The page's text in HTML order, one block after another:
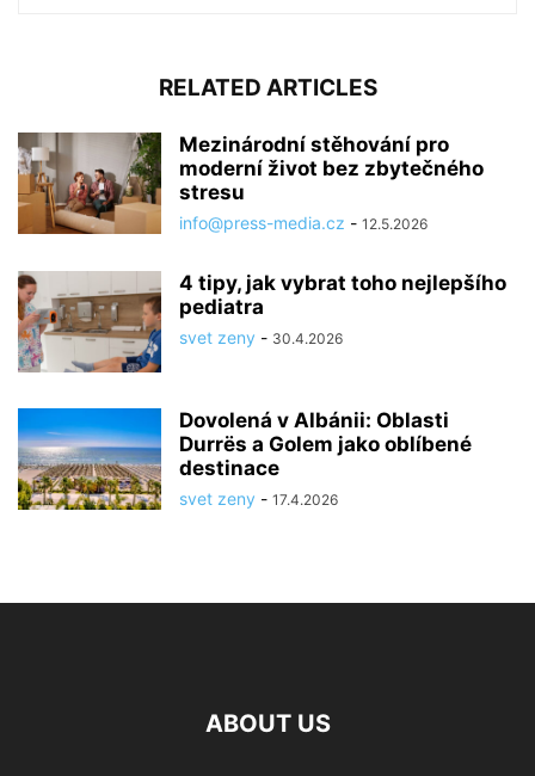
RELATED ARTICLES
Mezinárodní stěhování pro
moderní život bez zbytečného
stresu
info@press-media.cz - 12.5.2026
4 tipy, jak vybrat toho nejlepšího
pediatra
svet zeny - 30.4.2026
Dovolená v Albánii: Oblasti
Durrës a Golem jako oblíbené
destinace
svet zeny - 17.4.2026
ABOUT US